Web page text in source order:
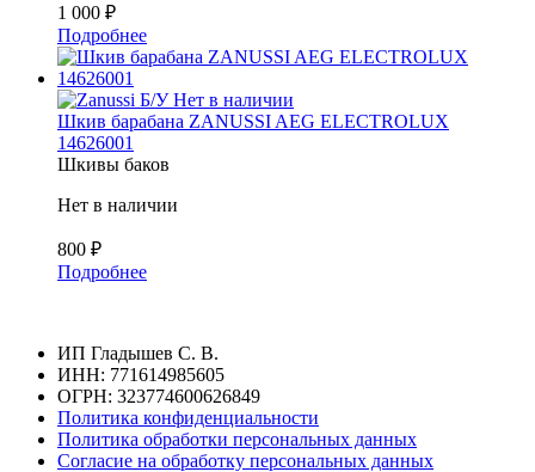
1 000 ₽
Подробнее
Б/У Нет в наличии
Шкив барабана ZANUSSI AEG ELECTROLUX
14626001
Шкивы баков
Нет в наличии
800 ₽
Подробнее
ИП Гладышев С. В.
ИНН: 771614985605
ОГРН: 323774600626849
Политика конфиденциальности
Политика обработки персональных данных
Согласие на обработку персональных данных